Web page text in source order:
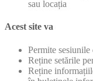
sau locația
Acest site va
Permite sesiunile
Reține setările
Reține